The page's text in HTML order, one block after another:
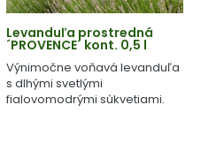
Levanduľa prostredná
´PROVENCE´ kont. 0,5 l
Výnimočne voňavá levanduľa
s dlhými svetlými
fialovomodrými súkvetiami.